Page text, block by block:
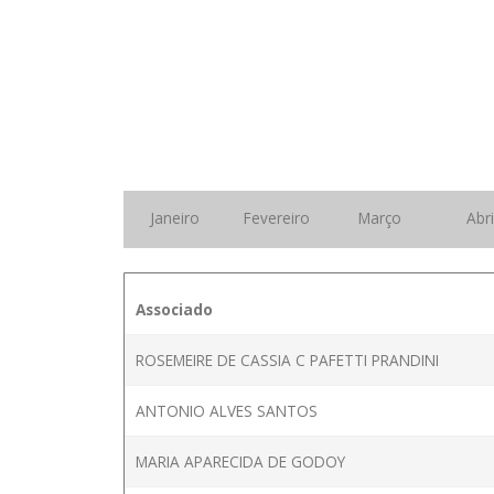
Janeiro Fevereiro Março
Associado
ROSEMEIRE DE CASSIA C PAFETTI PRANDINI
ANTONIO ALVES SANTOS
MARIA APARECIDA DE GODOY